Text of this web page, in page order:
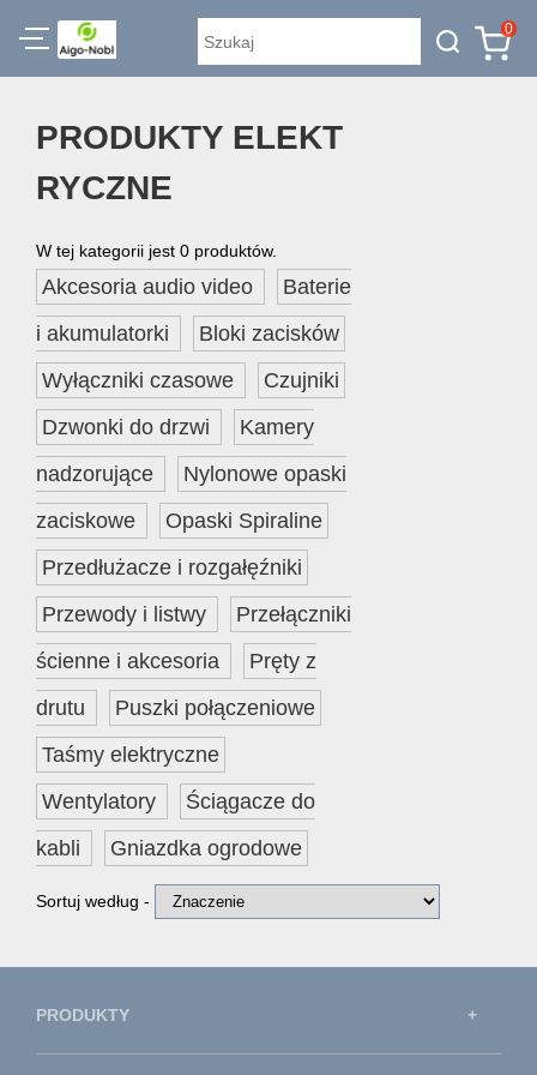
0
PRODUKTY ELEKT
RYCZNE
W tej kategorii jest 0 produktów.
Akcesoria audio video
Baterie
i akumulatorki
Bloki zacisków
Wyłączniki czasowe
Czujniki
Dzwonki do drzwi
Kamery
nadzorujące
Nylonowe opaski
zaciskowe
Opaski Spiraline
Przedłużacze i rozgałęźniki
Przewody i listwy
Przełączniki
ścienne i akcesoria
Pręty z
drutu
Puszki połączeniowe
Taśmy elektryczne
Wentylatory
Ściągacze do
kabli
Gniazdka ogrodowe
Sortuj według -
PRODUKTY